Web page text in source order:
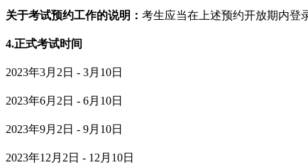
关于考试预约工作的说明： 考生应当在上述预约开放期内登
4.正式考试时间
2023年3月2日 - 3月10日
2023年6月2日 - 6月10日
2023年9月2日 - 9月10日
2023年12月2日 - 12月10日